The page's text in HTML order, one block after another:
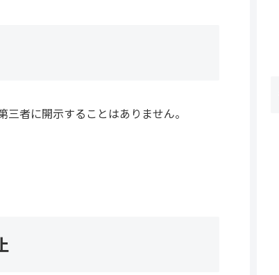
者に開示することはありません。